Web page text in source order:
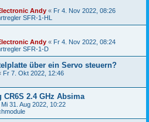
Andy « Fr 4. Nov 2022, 08:26
SFR-1-HL
Andy « Fr 4. Nov 2022, 08:24
SFR-1-D
über ein Servo steuern?
Fr 7. Okt 2022, 12:46
2.4 GHz Absima
Mi 31. Aug 2022, 10:22